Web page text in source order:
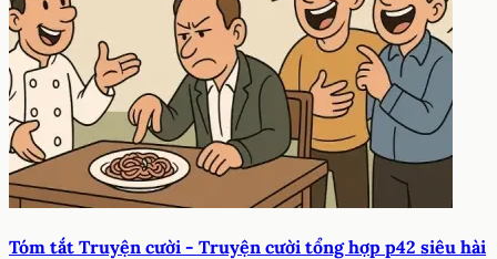
Tóm tắt Truyện cười - Truyện cười tổng hợp p42 siêu hài